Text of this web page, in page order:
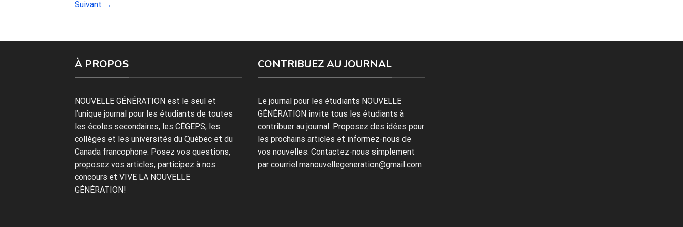
Suivant →
À PROPOS
NOUVELLE GÉNÉRATION est le seul et
l’unique journal pour les étudiants de toutes
les écoles secondaires, les CÉGEPS, les
collèges et les universités du Québec et du
Canada francophone. Posez vos questions,
proposez vos articles, participez à nos
concours et VIVE LA NOUVELLE
GÉNÉRATION!
CONTRIBUEZ AU JOURNAL
Le journal pour les étudiants NOUVELLE
GÉNÉRATION invite tous les étudiants à
contribuer au journal. Proposez des idées pour
les prochains articles et informez-nous de
vos nouvelles. Contactez-nous simplement
par courriel manouvellegeneration@gmail.com